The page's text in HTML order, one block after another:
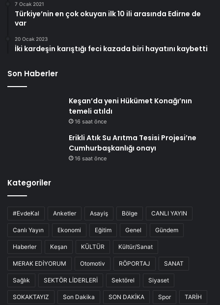
7 Ocak 2021
Türkiye’nin en çok okuyan ilk 10 ili arasında Edirne de
var
20 Ocak 2023
İki kardeşin karıştığı feci kazada biri hayatını kaybetti
Son Haberler
Keşan’da yeni Hükümet Konağı’nın
temeli atıldı
16 saat önce
Erikli Atık Su Arıtma Tesisi Projesi’ne
Cumhurbaşkanlığı onayı
16 saat önce
Kategoriler
#EvdeKal Anketler Asayiş Bölge CANLI YAYIN
Canlı Yayın Ekonomi Eğitim Genel Gündem
Haberler Keşan KÜLTÜR Kültür/Sanat
MERAK EDİYORUM Otomotiv RÖPORTAJ SANAT
Sağlık SEKTÖR LİDERLERİ Sektörel Siyaset
SOKAKTAYIZ Son Dakika SON DAKİKA Spor TARİH